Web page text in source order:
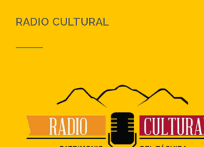
RADIO CULTURAL